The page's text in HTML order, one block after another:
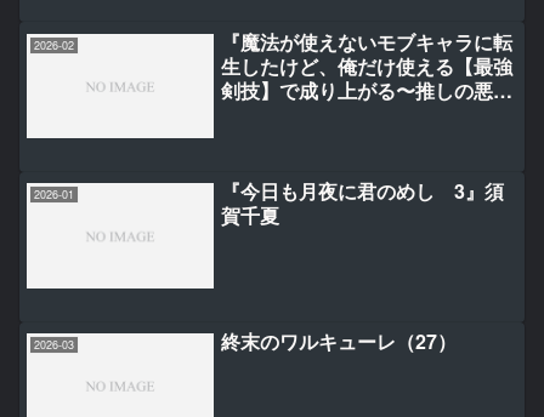
2026-02
『魔法が使えないモブキャラに転
生したけど、俺だけ使える【最強
剣技】で成り上がる〜推しの悪役
2026-01
『今日も月夜に君のめし 3』須
賀千夏
2026-03 終末のワルキューレ（27）